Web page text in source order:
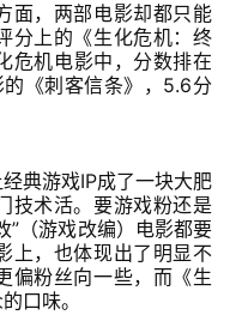
面，两部电影却都只能
分上的《生化危机：终
危机电影中，分数排在
《刺客信条》，5.6分
典游戏IP成了一块大肥
技术活。要游戏粉还是
”（游戏改编）电影都要
上，也体现出了明显不
偏粉丝向一些，而《生
口味。